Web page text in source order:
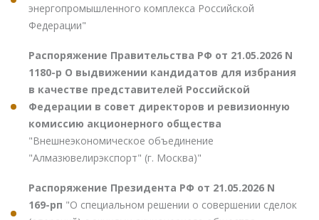
энергопромышленного комплекса Российской
Федерации"
Распоряжение Правительства РФ от 21.05.2026 N
1180-р О выдвижении кандидатов для избрания
в качестве представителей Российской
Федерации в совет директоров и ревизионную
комиссию акционерного общества
"Внешнеэкономическое объединение
"Алмазювелирэкспорт" (г. Москва)"
Распоряжение Президента РФ от 21.05.2026 N
169-рп "О специальном решении о совершении сделок